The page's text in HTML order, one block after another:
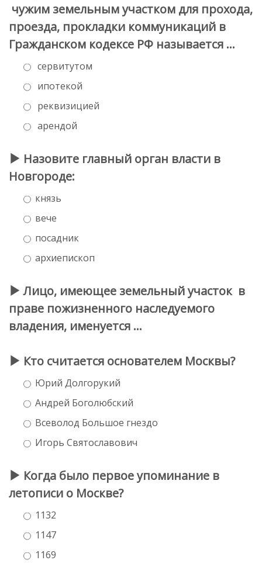
чужим земельным участком для прохода,
проезда, прокладки коммуникаций в
Гражданском кодексе РФ называется …
сервитутом
ипотекой
реквизицией
арендой
Назовите главный орган власти в
Новгороде:
князь
вече
посадник
архиепископ
Лицо, имеющее земельный участок в
праве пожизненного наследуемого
владения, именуется …
Кто считается основателем Москвы?
Юрий Долгорукий
Андрей Боголюбский
Всеволод Большое гнездо
Игорь Святославович
Когда было первое упоминание в
летописи о Москве?
1132
1147
1169